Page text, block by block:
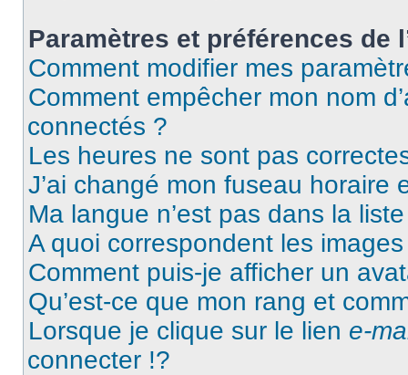
Paramètres et préférences de
Comment modifier mes
Comment empêcher mon nom
connectés ?
Les heures ne sont pas
J’ai changé mon fuseau horaire
Ma langue n’est pas dans la
A quoi correspondent les
Comment puis-je afficher un
Qu’est-ce que mon rang et
Lorsque je clique sur le lien e-
connecter !?